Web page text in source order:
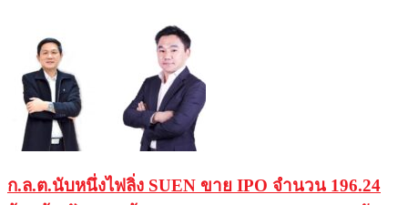
ก.ล.ต.นับหนึ่งไฟลิ่ง SUEN ขาย IPO จำนวน 196.24